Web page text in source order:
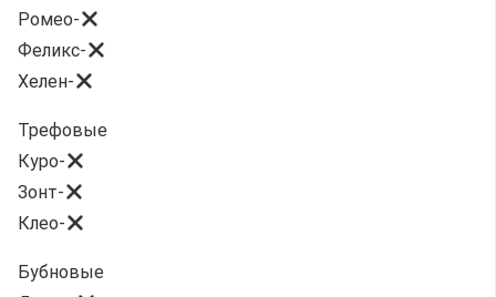
Ромео-
Феликс-
Хелен-
Трефовые
Куро-
Зонт-
Клео-
Бубновые